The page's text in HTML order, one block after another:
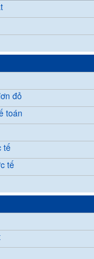
đỏ
toán
tế
tế